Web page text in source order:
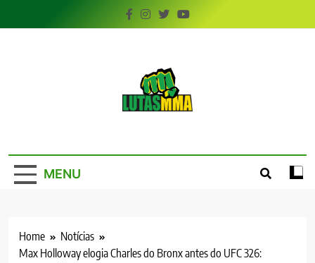
to
MENU
Home
Notícias
Max Holloway elogia Charles do Bronx antes do UFC 326: